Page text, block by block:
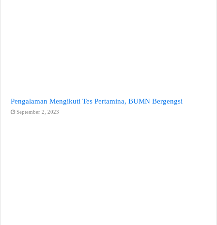
Pengalaman Mengikuti Tes Pertamina, BUMN Bergengsi
September 2, 2023